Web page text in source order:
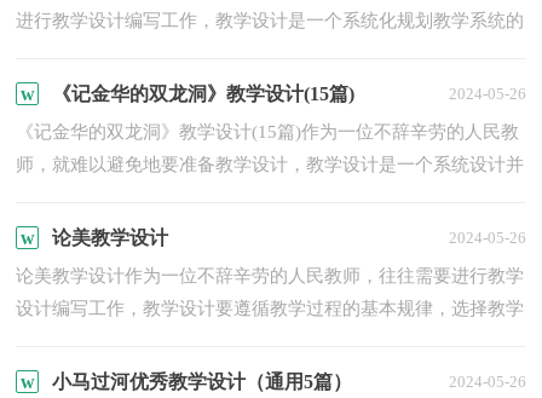
进行教学设计编写工作，教学设计是一个系统化规划教学系统的
《记金华的双龙洞》教学设计(15篇) 2024-05-26
《记金华的双龙洞》教学设计(15篇)作为一位不辞辛劳的人民教
师，就难以避免地要准备教学设计，教学设计是一个系统设计并
开...
论美教学设计 2024-05-26
论美教学设计作为一位不辞辛劳的人民教师，往往需要进行教学
设计编写工作，教学设计要遵循教学过程的基本规律，选择教学
呢...
小马过河优秀教学设计（通用5篇） 2024-05-26